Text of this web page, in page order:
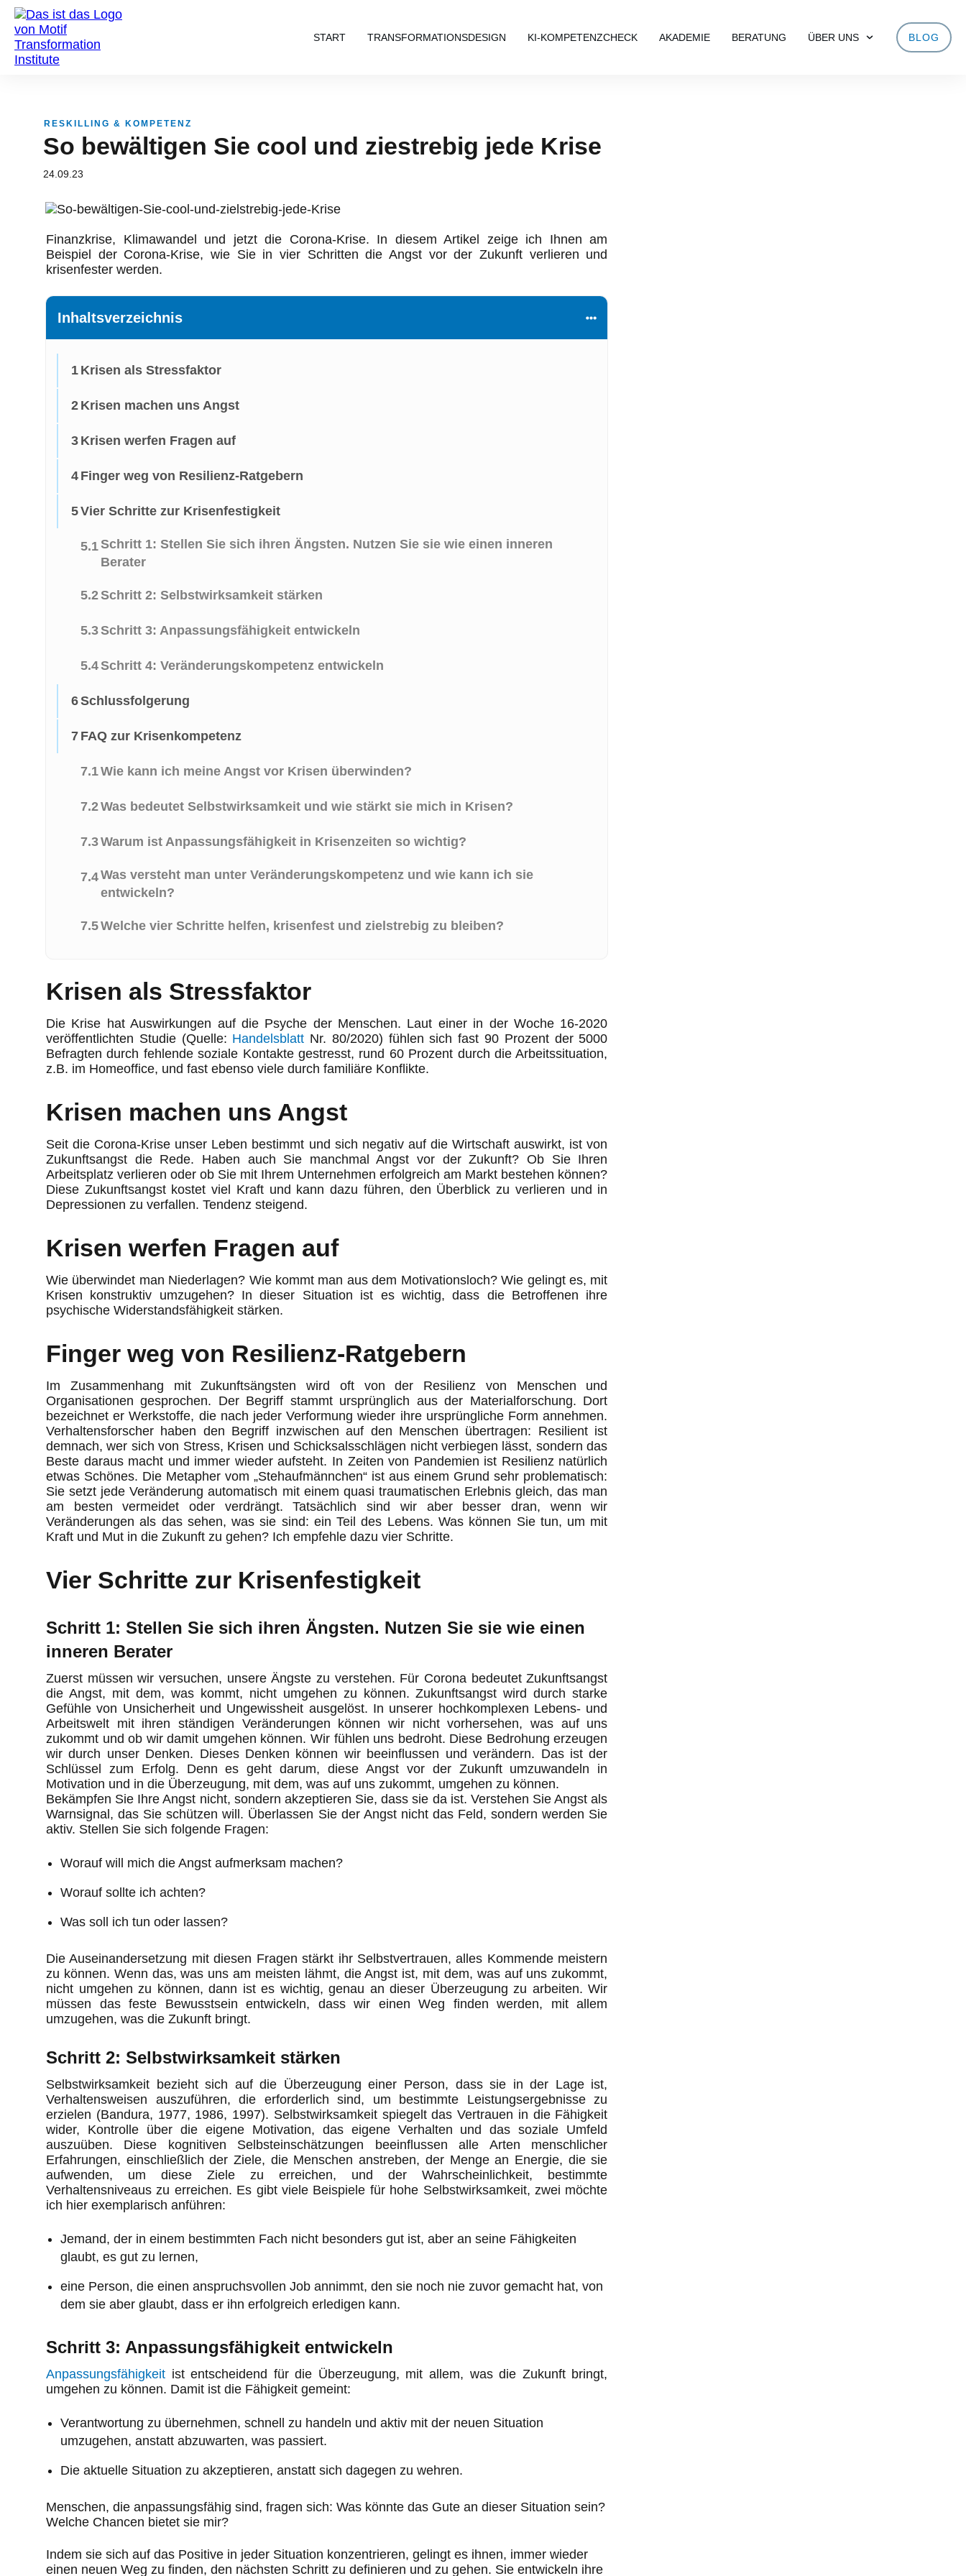
START TRANSFORMATIONSDESIGN KI-KOMPETENZCHECK AKADEMIE BERATUNG ÜBER UNS BLOG
RESKILLING & KOMPETENZ
So bewältigen Sie cool und ziestrebig jede Krise
24.09.23
Finanzkrise, Klimawandel und jetzt die Corona-Krise. In diesem Artikel zeige ich Ihnen am
Beispiel der Corona-Krise, wie Sie in vier Schritten die Angst vor der Zukunft verlieren und
krisenfester werden.
Inhaltsverzeichnis
1 Krisen als Stressfaktor
2 Krisen machen uns Angst
3 Krisen werfen Fragen auf
4 Finger weg von Resilienz-Ratgebern
5Vier Schritte zur Krisenfestigkeit
5.1Schritt 1: Stellen Sie sich ihren Ängsten. Nutzen Sie sie wie einen inneren
Berater
5.2Schritt 2: Selbstwirksamkeit stärken
5.3Schritt 3: Anpassungsfähigkeit entwickeln
5.4Schritt 4: Veränderungskompetenz entwickeln
6Schlussfolgerung
7 FAQ zur Krisenkompetenz
7.1Wie kann ich meine Angst vor Krisen überwinden?
7.2Was bedeutet Selbstwirksamkeit und wie stärkt sie mich in Krisen?
7.3Warum ist Anpassungsfähigkeit in Krisenzeiten so wichtig?
7.4Was versteht man unter Veränderungskompetenz und wie kann ich sie
entwickeln?
7.5Welche vier Schritte helfen, krisenfest und zielstrebig zu bleiben?
Krisen als Stressfaktor
Die Krise hat Auswirkungen auf die Psyche der Menschen. Laut einer in der Woche 16-2020
veröffentlichten Studie (Quelle: Handelsblatt Nr. 80/2020) fühlen sich fast 90 Prozent der 5000
Befragten durch fehlende soziale Kontakte gestresst, rund 60 Prozent durch die Arbeitssituation,
z.B. im Homeoffice, und fast ebenso viele durch familiäre Konflikte.
Krisen machen uns Angst
Seit die Corona-Krise unser Leben bestimmt und sich negativ auf die Wirtschaft auswirkt, ist von
Zukunftsangst die Rede. Haben auch Sie manchmal Angst vor der Zukunft? Ob Sie Ihren
Arbeitsplatz verlieren oder ob Sie mit Ihrem Unternehmen erfolgreich am Markt bestehen können?
Diese Zukunftsangst kostet viel Kraft und kann dazu führen, den Überblick zu verlieren und in
Depressionen zu verfallen. Tendenz steigend.
Krisen werfen Fragen auf
Wie überwindet man Niederlagen? Wie kommt man aus dem Motivationsloch? Wie gelingt es, mit
Krisen konstruktiv umzugehen? In dieser Situation ist es wichtig, dass die Betroffenen ihre
psychische Widerstandsfähigkeit stärken.
Finger weg von Resilienz-Ratgebern
Im Zusammenhang mit Zukunftsängsten wird oft von der Resilienz von Menschen und
Organisationen gesprochen. Der Begriff stammt ursprünglich aus der Materialforschung. Dort
bezeichnet er Werkstoffe, die nach jeder Verformung wieder ihre ursprüngliche Form annehmen.
Verhaltensforscher haben den Begriff inzwischen auf den Menschen übertragen: Resilient ist
demnach, wer sich von Stress, Krisen und Schicksalsschlägen nicht verbiegen lässt, sondern das
Beste daraus macht und immer wieder aufsteht. In Zeiten von Pandemien ist Resilienz natürlich
etwas Schönes. Die Metapher vom „Stehaufmännchen“ ist aus einem Grund sehr problematisch:
Sie setzt jede Veränderung automatisch mit einem quasi traumatischen Erlebnis gleich, das man
am besten vermeidet oder verdrängt. Tatsächlich sind wir aber besser dran, wenn wir
Veränderungen als das sehen, was sie sind: ein Teil des Lebens. Was können Sie tun, um mit
Kraft und Mut in die Zukunft zu gehen? Ich empfehle dazu vier Schritte.
Vier Schritte zur Krisenfestigkeit
Schritt 1: Stellen Sie sich ihren Ängsten. Nutzen Sie sie wie einen
inneren Berater
Zuerst müssen wir versuchen, unsere Ängste zu verstehen. Für Corona bedeutet Zukunftsangst
die Angst, mit dem, was kommt, nicht umgehen zu können. Zukunftsangst wird durch starke
Gefühle von Unsicherheit und Ungewissheit ausgelöst. In unserer hochkomplexen Lebens- und
Arbeitswelt mit ihren ständigen Veränderungen können wir nicht vorhersehen, was auf uns
zukommt und ob wir damit umgehen können. Wir fühlen uns bedroht. Diese Bedrohung erzeugen
wir durch unser Denken. Dieses Denken können wir beeinflussen und verändern. Das ist der
Schlüssel zum Erfolg. Denn es geht darum, diese Angst vor der Zukunft umzuwandeln in
Motivation und in die Überzeugung, mit dem, was auf uns zukommt, umgehen zu können.
Bekämpfen Sie Ihre Angst nicht, sondern akzeptieren Sie, dass sie da ist. Verstehen Sie Angst als
Warnsignal, das Sie schützen will. Überlassen Sie der Angst nicht das Feld, sondern werden Sie
aktiv. Stellen Sie sich folgende Fragen:
Worauf will mich die Angst aufmerksam machen?
Worauf sollte ich achten?
Was soll ich tun oder lassen?
Die Auseinandersetzung mit diesen Fragen stärkt ihr Selbstvertrauen, alles Kommende meistern
zu können. Wenn das, was uns am meisten lähmt, die Angst ist, mit dem, was auf uns zukommt,
nicht umgehen zu können, dann ist es wichtig, genau an dieser Überzeugung zu arbeiten. Wir
müssen das feste Bewusstsein entwickeln, dass wir einen Weg finden werden, mit allem
umzugehen, was die Zukunft bringt.
Schritt 2: Selbstwirksamkeit stärken
Selbstwirksamkeit bezieht sich auf die Überzeugung einer Person, dass sie in der Lage ist,
Verhaltensweisen auszuführen, die erforderlich sind, um bestimmte Leistungsergebnisse zu
erzielen (Bandura, 1977, 1986, 1997). Selbstwirksamkeit spiegelt das Vertrauen in die Fähigkeit
wider, Kontrolle über die eigene Motivation, das eigene Verhalten und das soziale Umfeld
auszuüben. Diese kognitiven Selbsteinschätzungen beeinflussen alle Arten menschlicher
Erfahrungen, einschließlich der Ziele, die Menschen anstreben, der Menge an Energie, die sie
aufwenden, um diese Ziele zu erreichen, und der Wahrscheinlichkeit, bestimmte
Verhaltensniveaus zu erreichen. Es gibt viele Beispiele für hohe Selbstwirksamkeit, zwei möchte
ich hier exemplarisch anführen:
Jemand, der in einem bestimmten Fach nicht besonders gut ist, aber an seine Fähigkeiten
glaubt, es gut zu lernen,
eine Person, die einen anspruchsvollen Job annimmt, den sie noch nie zuvor gemacht hat, von
dem sie aber glaubt, dass er ihn erfolgreich erledigen kann.
Schritt 3: Anpassungsfähigkeit entwickeln
Anpassungsfähigkeit ist entscheidend für die Überzeugung, mit allem, was die Zukunft bringt,
umgehen zu können. Damit ist die Fähigkeit gemeint:
Verantwortung zu übernehmen, schnell zu handeln und aktiv mit der neuen Situation
umzugehen, anstatt abzuwarten, was passiert.
Die aktuelle Situation zu akzeptieren, anstatt sich dagegen zu wehren.
Menschen, die anpassungsfähig sind, fragen sich: Was könnte das Gute an dieser Situation sein?
Welche Chancen bietet sie mir?
Indem sie sich auf das Positive in jeder Situation konzentrieren, gelingt es ihnen, immer wieder
einen neuen Weg zu finden, den nächsten Schritt zu definieren und zu gehen. Sie entwickeln ihre